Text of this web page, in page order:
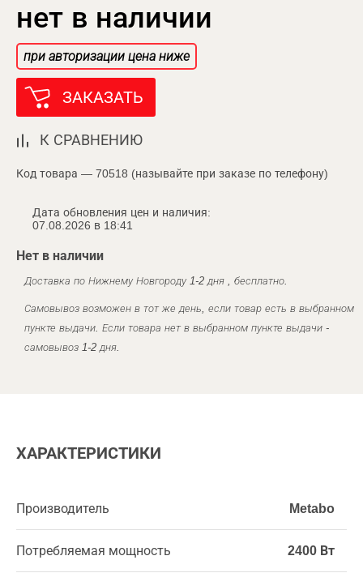
нет в наличии
при авторизации цена ниже
ЗАКАЗАТЬ
К СРАВНЕНИЮ
Код товара — 70518 (называйте при заказе по телефону)
Дата обновления цен и наличия:
07.08.2026 в 18:41
Нет в наличии
Доставка по Нижнему Новгороду 1-2 дня , бесплатно.
Самовывоз возможен в тот же день, если товар есть в выбранном
пункте выдачи. Если товара нет в выбранном пункте выдачи -
самовывоз 1-2 дня.
ХАРАКТЕРИСТИКИ
Производитель Metabo
Потребляемая мощность 2400 Вт